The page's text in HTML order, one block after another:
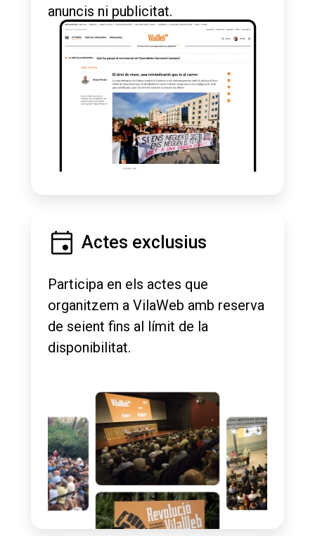
anuncis ni publicitat.
Actes exclusius
Participa en els actes que
organitzem a VilaWeb amb reserva
de seient fins al límit de la
disponibilitat.